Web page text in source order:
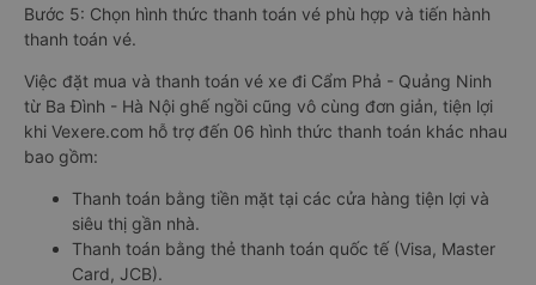
Bước 5: Chọn hình thức thanh toán vé phù hợp và tiến hành
thanh toán vé.
Việc đặt mua và thanh toán vé xe đi Cẩm Phả - Quảng Ninh
từ Ba Đình - Hà Nội ghế ngồi cũng vô cùng đơn giản, tiện lợi
khi Vexere.com hỗ trợ đến 06 hình thức thanh toán khác nhau
bao gồm:
Thanh toán bằng tiền mặt tại các cửa hàng tiện lợi và
siêu thị gần nhà.
Thanh toán bằng thẻ thanh toán quốc tế (Visa, Master
Card, JCB).